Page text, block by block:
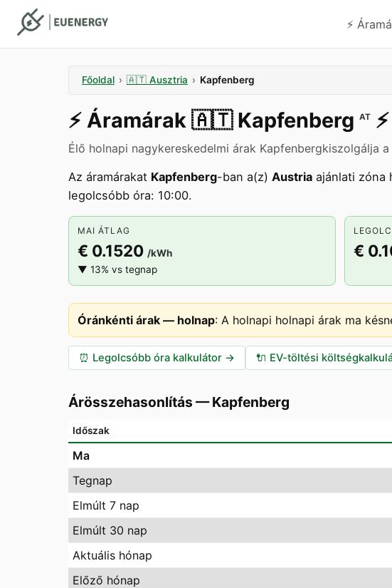
⚡️
Főoldal › 🇦🇹 Ausztria › Kapfenberg
⚡️ Áramárak 🇦🇹 Kapfenberg AT ⚡️
Élő holnapi nagykereskedelmi árak Kapfenbergkiszolgálja a
Az áramárakat Kapfenberg-ban a(z) Austria ajánlati zóna
legolcsóbb óra: 10:00.
MAI ÁTLAG
€ 0.1520 /kWh
▼ 13% vs tegnap
€
Óránkénti árak — holnap: A holnapi holnapi árak ma
⏰ Legolcsóbb óra kalkulátor → 🔌 EV-töltési
Árösszehasonlítás —Kapfenberg
Időszak
Ma
Tegnap
Elmúlt 7 nap
Elmúlt 30 nap
Aktuális hónap
Előző hónap